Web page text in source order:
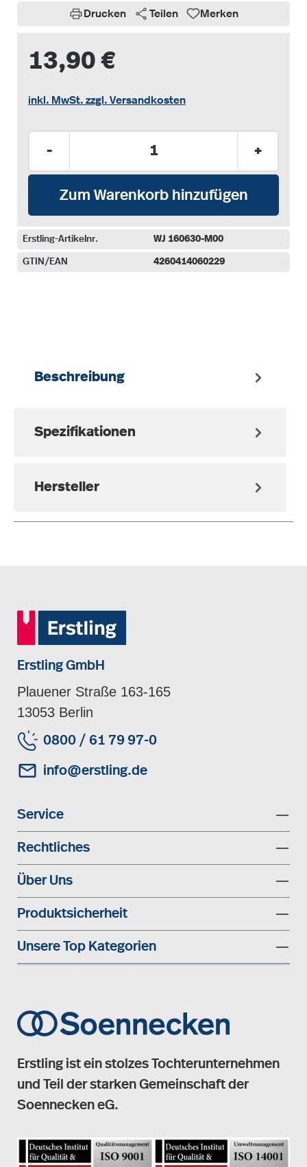
Drucken Teilen Merken
13,90 €
inkl. MwSt. zzgl. Versandkosten
- +
Zum Warenkorb hinzufügen
Erstling-Artikelnr. WJ 160630-M00
GTIN/EAN 4260414060229
Beschreibung
Spezifikationen
Hersteller
Erstling GmbH
Plauener Straße 163-165
13053 Berlin
0800 / 61 79 97-0
info@erstling.de
Service
Rechtliches
Über Uns
Produktsicherheit
Unsere Top Kategorien
Erstling ist ein stolzes Tochterunternehmen
und Teil der starken Gemeinschaft der
Soennecken eG.